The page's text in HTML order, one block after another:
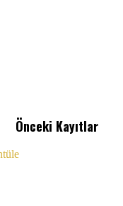
Önceki Kayıtlar